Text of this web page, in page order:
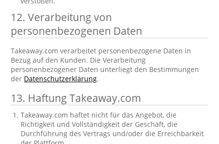
12. Verarbeitung von
personenbezogenen Daten
Takeaway.com verarbeitet personenbezogene Daten in
Bezug auf den Kunden. Die Verarbeitung
personenbezogener Daten unterliegt den Bestimmungen
der Datenschutzerklärung.
13. Haftung Takeaway.com
Takeaway.com haftet nicht für das Angebot, die
Richtigkeit und Vollständigkeit der Geschäft, die
Durchführung des Vertrags und/oder die Erreichbarkeit